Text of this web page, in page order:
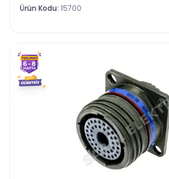
Ürün Kodu: 15700